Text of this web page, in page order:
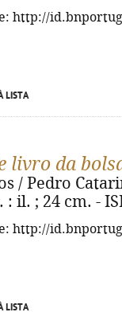
http://
LISTA
livro da
/ Pedro
: il. ; 24 cm. -
http://
LISTA